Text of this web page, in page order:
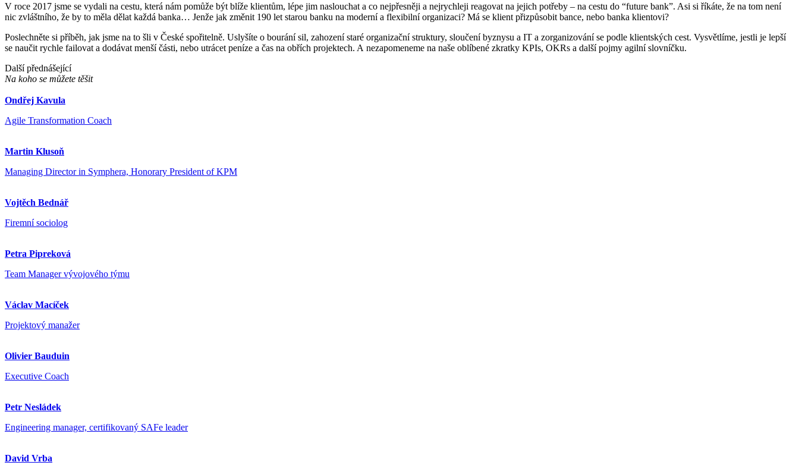
V roce 2017 jsme se vydali na cestu, která nám pomůže být blíže klientům, lépe jim naslouchat a co nejpřesněji a nejrychleji reagovat na jejich potřeby – na cestu do “future bank”. Asi si říkáte, že na tom není
nic zvláštního, že by to měla dělat každá banka… Jenže jak změnit 190 let starou banku na moderní a flexibilní organizaci? Má se klient přizpůsobit bance, nebo banka klientovi?
Poslechněte si příběh, jak jsme na to šli v České spořitelně. Uslyšíte o bourání sil, zahození staré organizační struktury, sloučení byznysu a IT a zorganizování se podle klientských cest. Vysvětlíme, jestli je lepší
se naučit rychle failovat a dodávat menší části, nebo utrácet peníze a čas na obřích projektech. A nezapomeneme na naše oblíbené zkratky KPIs, OKRs a další pojmy agilní slovníčku.
Další přednášející
Na koho se můžete těšit
Ondřej Kavula
Agile Transformation Coach
Martin Klusoň
Managing Director in Symphera, Honorary President of KPM
Vojtěch Bednář
Firemní sociolog
Petra Pipreková
Team Manager vývojového týmu
Václav Macíček
Projektový manažer
Olivier Bauduin
Executive Coach
Petr Nesládek
Engineering manager, certifikovaný SAFe leader
David Vrba